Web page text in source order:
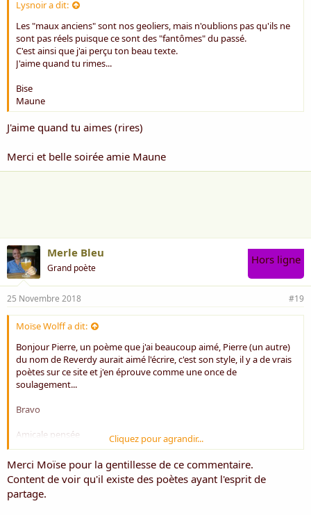
Lysnoir a dit:
Les "maux anciens" sont nos geoliers, mais n'oublions pas qu'ils ne
sont pas réels puisque ce sont des "fantômes" du passé.
C'est ainsi que j'ai perçu ton beau texte.
J'aime quand tu rimes...
Bise
Maune
J'aime quand tu aimes (rires)
Merci et belle soirée amie Maune
Merle Bleu
Grand poète
Hors ligne
25 Novembre 2018 #19
Moïse Wolff a dit:
Bonjour Pierre, un poème que j'ai beaucoup aimé, Pierre (un autre)
du nom de Reverdy aurait aimé l'écrire, c'est son style, il y a de vrais
poètes sur ce site et j'en éprouve comme une once de
soulagement...
Bravo
Amicale pensée
Moïse
Cliquez pour agrandir...
Merci Moïse pour la gentillesse de ce commentaire.
Content de voir qu'il existe des poètes ayant l'esprit de
partage.